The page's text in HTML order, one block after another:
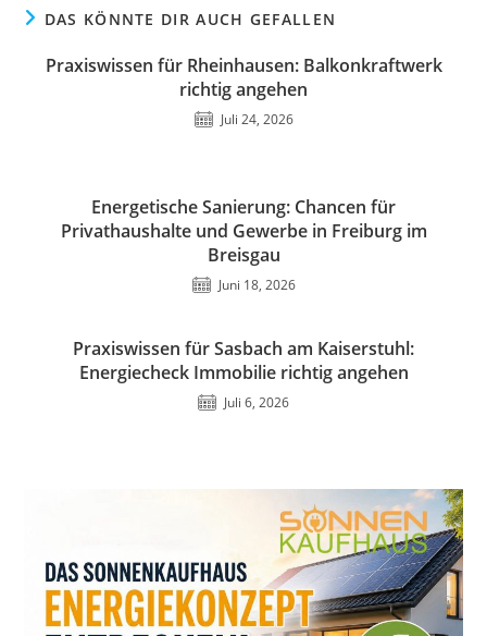
DAS KÖNNTE DIR AUCH GEFALLEN
Praxiswissen für Rheinhausen: Balkonkraftwerk
richtig angehen
Juli 24, 2026
Energetische Sanierung: Chancen für
Privathaushalte und Gewerbe in Freiburg im
Breisgau
Juni 18, 2026
Praxiswissen für Sasbach am Kaiserstuhl:
Energiecheck Immobilie richtig angehen
Juli 6, 2026